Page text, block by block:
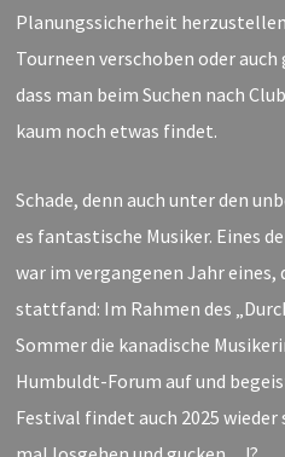
Planungssicherheit
Tourneen verschoben oder
dass man beim Suchen nach Club
kaum noch etwas findet.
Schade, denn auch unter den
es fantastische Musiker. Eines
war im vergangenen Jahr eines,
stattfand: Im Rahmen des
Sommer die kanadische
Humbuldt-Forum auf und
Festival findet auch 2025